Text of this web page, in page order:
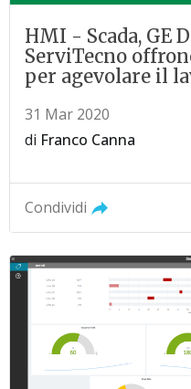
HMI - Scada, GE
ServiTecno
per agevolare il
31 Mar 2020
di Franco Canna
Condividi